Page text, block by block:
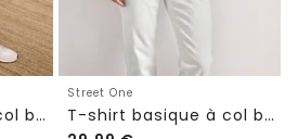
T-shirt basique à col bateau et ourlet élastiqué
Street One
T-shirt basique à col bateau et ourlet élastiqué